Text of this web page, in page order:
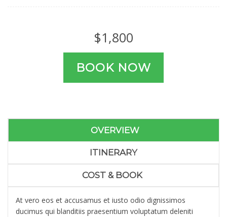
$1,800
BOOK NOW
OVERVIEW
ITINERARY
COST & BOOK
At vero eos et accusamus et iusto odio dignissimos
ducimus qui blanditiis praesentium voluptatum deleniti